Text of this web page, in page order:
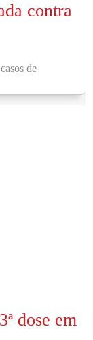
contra
de
dose em